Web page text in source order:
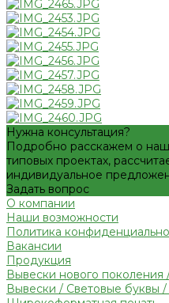
Нужна консультация?
Подробно расскажем о
типовых проектах,
индивидуальное
Задать вопрос
О компании
Наши возможности
Политика
Вакансии
Продукция
Вывески нового
Вывески / Световые буквы